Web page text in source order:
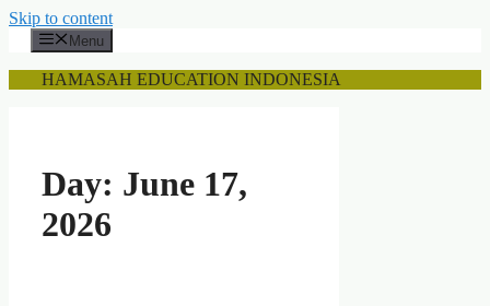
Skip to content
Menu
HAMASAH EDUCATION INDONESIA
Day: June 17,
2026